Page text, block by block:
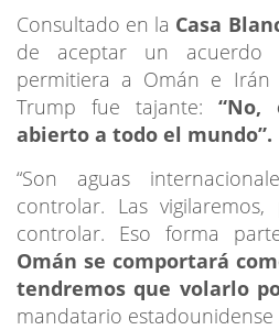
Consultado en la Casa
de aceptar un
permitiera a Omán e Irán
Trump fue tajante: “No,
abierto a todo el mundo”.
“Son aguas
controlar. Las
controlar. Eso forma
Omán se comportará
tendremos que volarlo
mandatario estadounidense